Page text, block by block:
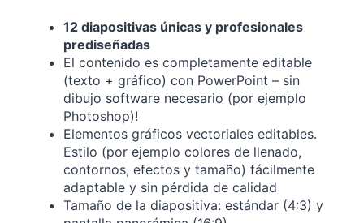
12 diapositivas únicas y profesionales
prediseñadas
El contenido es completamente editable
(texto + gráfico) con PowerPoint – sin
dibujo software necesario (por ejemplo
Photoshop)!
Elementos gráficos vectoriales editables.
Estilo (por ejemplo colores de llenado,
contornos, efectos y tamaño) fácilmente
adaptable y sin pérdida de calidad
Tamaño de la diapositiva: estándar (4:3) y